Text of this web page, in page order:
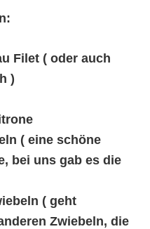
Filet ( oder auch
)
( eine schöne
bei uns gab es die
( geht
Zwiebeln, die